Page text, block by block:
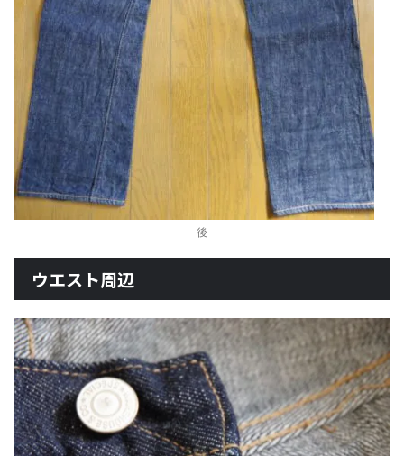
後
ウエスト周辺